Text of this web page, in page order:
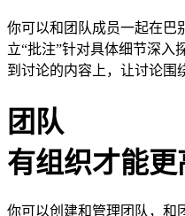
你可以和团队成员一起在巴
立“批注”针对具体细节深入
到讨论的内容上，让讨论围
团队
有组织才能更
你可以创建和管理团队，和